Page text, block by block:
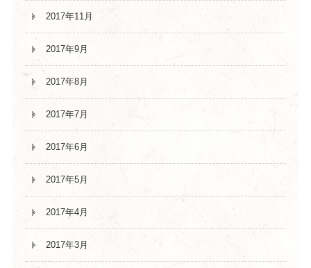
2017年11月
2017年9月
2017年8月
2017年7月
2017年6月
2017年5月
2017年4月
2017年3月